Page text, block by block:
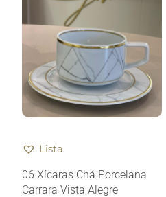
Lista
06 Xícaras Chá Porcelana
Carrara Vista Alegre